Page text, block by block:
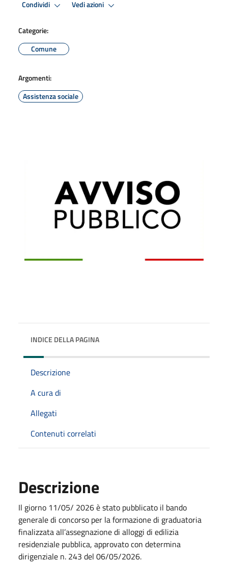
Condividi Vedi azioni
Categorie:
Comune
Argomenti:
Assistenza sociale
INDICE DELLA PAGINA
Descrizione
A cura di
Allegati
Contenuti correlati
Descrizione
Il giorno 11/05/ 2026 è stato pubblicato il bando
generale di concorso per la formazione di graduatoria
finalizzata all’assegnazione di alloggi di edilizia
residenziale pubblica, approvato con determina
dirigenziale n. 243 del 06/05/2026.